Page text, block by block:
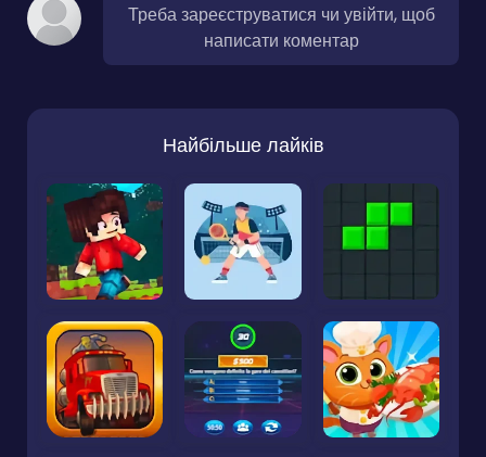
Треба зареєструватися чи увійти, щоб
написати коментар
Найбільше лайків